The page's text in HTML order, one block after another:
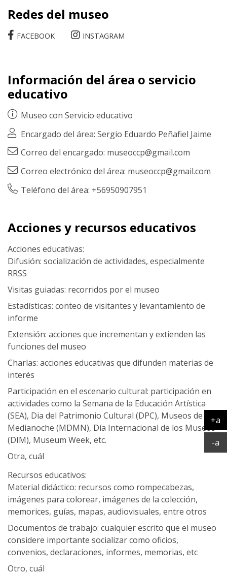
Redes del museo
FACEBOOK INSTAGRAM
Información del área o servicio
educativo
Museo con Servicio educativo
Encargado del área: Sergio Eduardo Peñafiel Jaime
Correo del encargado: museoccp@gmail.com
Correo electrónico del área: museoccp@gmail.com
Teléfono del área: +56950907951
Acciones y recursos educativos
Acciones educativas:
Difusión: socialización de actividades, especialmente
RRSS
Visitas guiadas: recorridos por el museo
Estadísticas: conteo de visitantes y levantamiento de
informe
Extensión: acciones que incrementan y extienden las
funciones del museo
Charlas: acciones educativas que difunden materias de
interés
Participación en el escenario cultural: participación en
actividades como la Semana de la Educación Artística
(SEA), Dia del Patrimonio Cultural (DPC), Museos de
Medianoche (MDMN), Día Internacional de los Museos
(DIM), Museum Week, etc.
Otra, cuál
Recursos educativos:
Material didáctico: recursos como rompecabezas,
imágenes para colorear, imágenes de la colección,
memorices, guías, mapas, audiovisuales, entre otros
Documentos de trabajo: cualquier escrito que el museo
considere importante socializar como oficios,
convenios, declaraciones, informes, memorias, etc
Otro, cuál
+a
-a